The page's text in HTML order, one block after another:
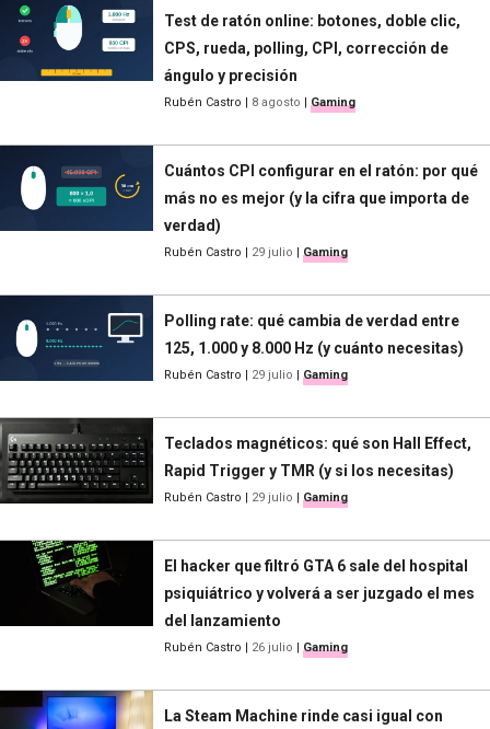
Test de ratón online: botones, doble clic,
CPS, rueda, polling, CPI, corrección de
ángulo y precisión
Rubén Castro | 8 agosto | Gaming
Cuántos CPI configurar en el ratón: por qué
más no es mejor (y la cifra que importa de
verdad)
Rubén Castro | 29 julio | Gaming
Polling rate: qué cambia de verdad entre
125, 1.000 y 8.000 Hz (y cuánto necesitas)
Rubén Castro | 29 julio | Gaming
Teclados magnéticos: qué son Hall Effect,
Rapid Trigger y TMR (y si los necesitas)
Rubén Castro | 29 julio | Gaming
El hacker que filtró GTA 6 sale del hospital
psiquiátrico y volverá a ser juzgado el mes
del lanzamiento
Rubén Castro | 26 julio | Gaming
La Steam Machine rinde casi igual con